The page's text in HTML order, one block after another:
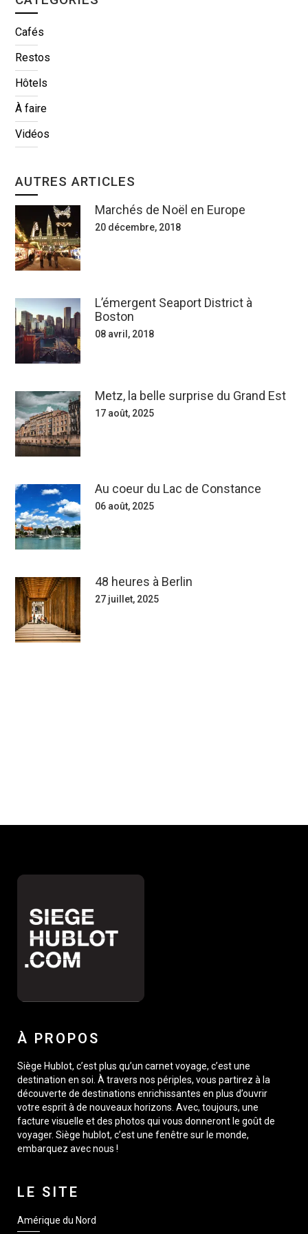
Cafés
Restos
Hôtels
À faire
Vidéos
AUTRES ARTICLES
Marchés de Noël en Europe
20 décembre, 2018
L’émergent Seaport District à
Boston
08 avril, 2018
Metz, la belle surprise du Grand Est
17 août, 2025
Au coeur du Lac de Constance
06 août, 2025
48 heures à Berlin
27 juillet, 2025
À PROPOS
Siège Hublot, c’est plus qu’un carnet voyage, c’est une
destination en soi. À travers nos périples, vous partirez à la
découverte de destinations enrichissantes en plus d’ouvrir
votre esprit à de nouveaux horizons. Avec, toujours, une
facture visuelle et des photos qui vous donneront le goût de
voyager. Siège hublot, c’est une fenêtre sur le monde,
embarquez avec nous !
LE SITE
Amérique du Nord